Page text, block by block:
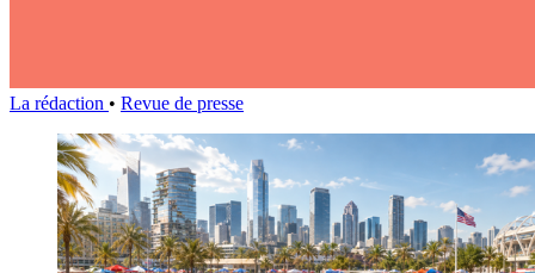
La rédaction • Revue de presse